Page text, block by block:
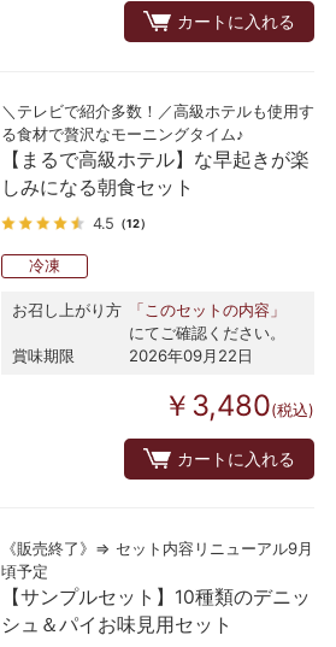
カートに入れる
＼テレビで紹介多数！／高級ホテルも使用す
る食材で贅沢なモーニングタイム♪
【まるで高級ホテル】な早起きが楽
しみになる朝食セット
4.5 （12）
冷凍
お召し上がり方
「このセットの内容」
にてご確認ください。
賞味期限
2026年09月22日
￥3,480(税込)
カートに入れる
《販売終了》⇒ セット内容リニューアル9月
頃予定
【サンプルセット】10種類のデニッ
シュ＆パイお味見用セット